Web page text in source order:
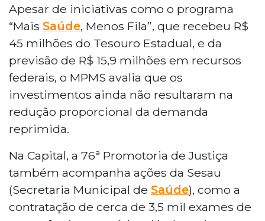
Apesar de iniciativas como o programa
“Mais Saúde, Menos Fila”, que recebeu R$
45 milhões do Tesouro Estadual, e da
previsão de R$ 15,9 milhões em recursos
federais, o MPMS avalia que os
investimentos ainda não resultaram na
redução proporcional da demanda
reprimida.
Na Capital, a 76ª Promotoria de Justiça
também acompanha ações da Sesau
(Secretaria Municipal de Saúde), como a
contratação de cerca de 3,5 mil exames de